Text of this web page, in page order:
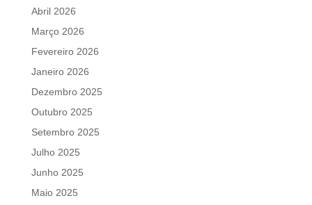
Abril 2026
Março 2026
Fevereiro 2026
Janeiro 2026
Dezembro 2025
Outubro 2025
Setembro 2025
Julho 2025
Junho 2025
Maio 2025